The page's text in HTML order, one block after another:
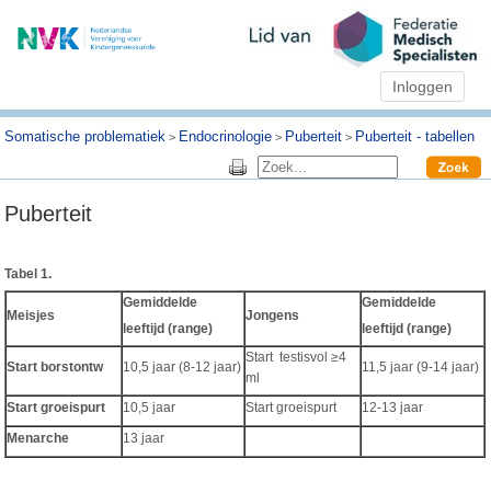
Inloggen
Somatische problematiek > Endocrinologie > Puberteit > Puberteit - tabellen
Puberteit
Tabel 1.
Meisjes
Gemiddelde
leeftijd (range)
Jongens
Gemiddelde
leeftijd (range)
Start borstontw 10,5 jaar (8-12 jaar)
Start testisvol ≥4
ml
11,5 jaar (9-14 jaar)
Start groeispurt 10,5 jaar Start groeispurt
12-13 jaar
Menarche
13 jaar